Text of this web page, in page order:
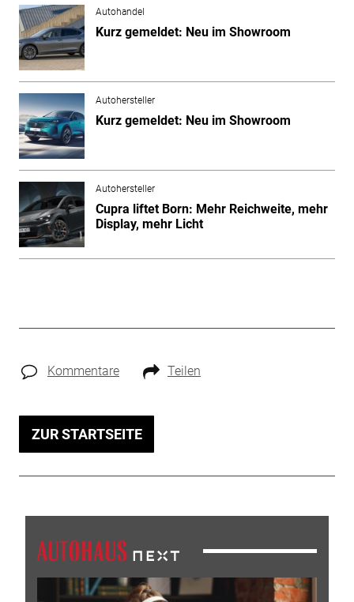
Autohandel
Kurz gemeldet: Neu im Showroom
Autohersteller
Kurz gemeldet: Neu im Showroom
Autohersteller
Cupra liftet Born: Mehr Reichweite, mehr
Display, mehr Licht
Kommentare Teilen
ZUR STARTSEITE